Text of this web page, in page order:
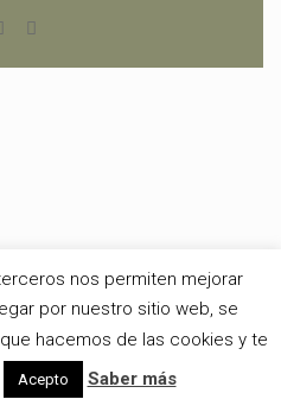
nos permiten mejorar
por nuestro sitio web, se
hacemos de las cookies y te
Acepto Saber más